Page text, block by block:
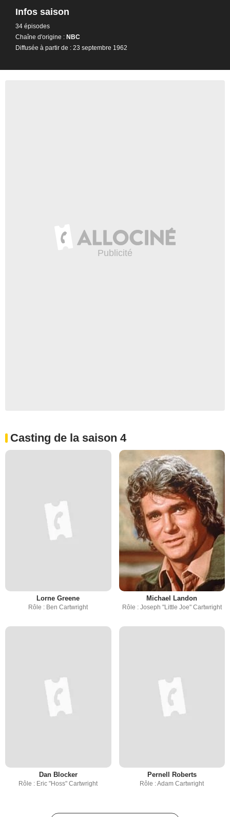
Infos saison
34 épisodes
Chaîne d'origine : NBC
Diffusée à partir de : 23 septembre 1962
Casting de la saison 4
Lorne Greene
Rôle : Ben Cartwright
Michael Landon
Rôle : Joseph "Little Joe" Cartwright
Dan Blocker
Rôle : Eric "Hoss" Cartwright
Pernell Roberts
Rôle : Adam Cartwright